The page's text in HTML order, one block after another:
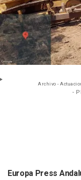
Archivo -
-
Europa Press